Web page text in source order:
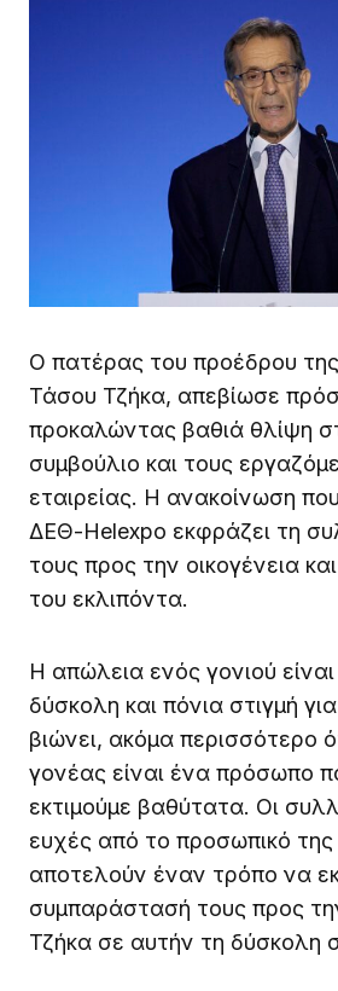
Ο πατέρας του προέδρου
Τάσου Τζήκα, απεβίωσε
προκαλώντας βαθιά θλίψη
συμβούλιο και τους
εταιρείας. Η ανακοίνωση
ΔΕΘ-Helexpo εκφράζει τη
τους προς την οικογένεια
του εκλιπόντα.
Η απώλεια ενός γονιού
δύσκολη και πόνια στιγμή
βιώνει, ακόμα περισσότερο
γονέας είναι ένα πρόσωπο
εκτιμούμε βαθύτατα. Οι
ευχές από το προσωπικό
αποτελούν έναν τρόπο να
συμπαράστασή τους προς
Τζήκα σε αυτήν τη δύσκολη